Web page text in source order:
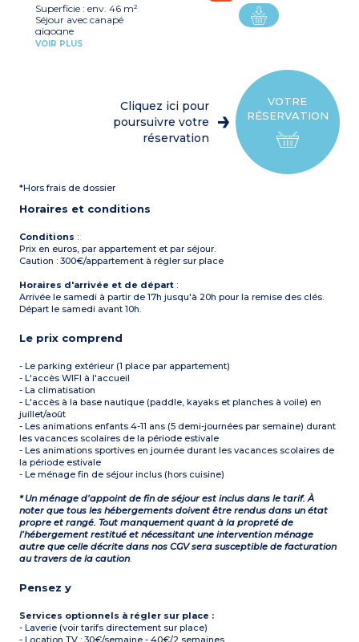
WC
Climatisation
Terrasse
Superficie : env. 46 m²
Séjour avec canapé
gigogne
Chambre avec 1 lit double
vitrocéramique, micro-
ondes, lave-vaisselle)
Salle d'eau avec douche et
VOIR PLUS
VOTRE
RÉSERVATION
Cliquez ici pour
poursuivre votre
réservation
*Hors frais de dossier
Horaires et conditions
Conditions :
Prix en euros, par appartement et par séjour.
Caution : 300€/appartement à régler sur place
Horaires d'arrivée et de départ :
Arrivée le samedi à partir de 17h jusqu'à 20h pour la remise des clés.
Départ le samedi avant 10h.
Le prix comprend
- Le parking extérieur (1 place par appartement)
- L'accès WIFI à l'accueil
- La climatisation
- L'accès à la base nautique (paddle, kayaks et planches à voile) en
juillet/août
- Les animations enfants 4-11 ans (5 demi-journées par semaine) durant
les vacances scolaires de la période estivale
- Les animations sportives en journée durant les vacances scolaires de
la période estivale
- Le ménage fin de séjour inclus (hors cuisine)
* Un ménage d’appoint de fin de séjour est inclus dans le tarif. À
noter que tous les hébergements doivent être rendus dans un état
propre et rangé. Tout manquement quant à la propreté de
l’hébergement restitué et nécessitant une intervention ménage
autre que celle décrite dans nos CGV sera susceptible de facturation
au travers de la caution.
Pensez y
Services optionnels à régler sur place :
- Laverie (voir tarifs directement sur place)